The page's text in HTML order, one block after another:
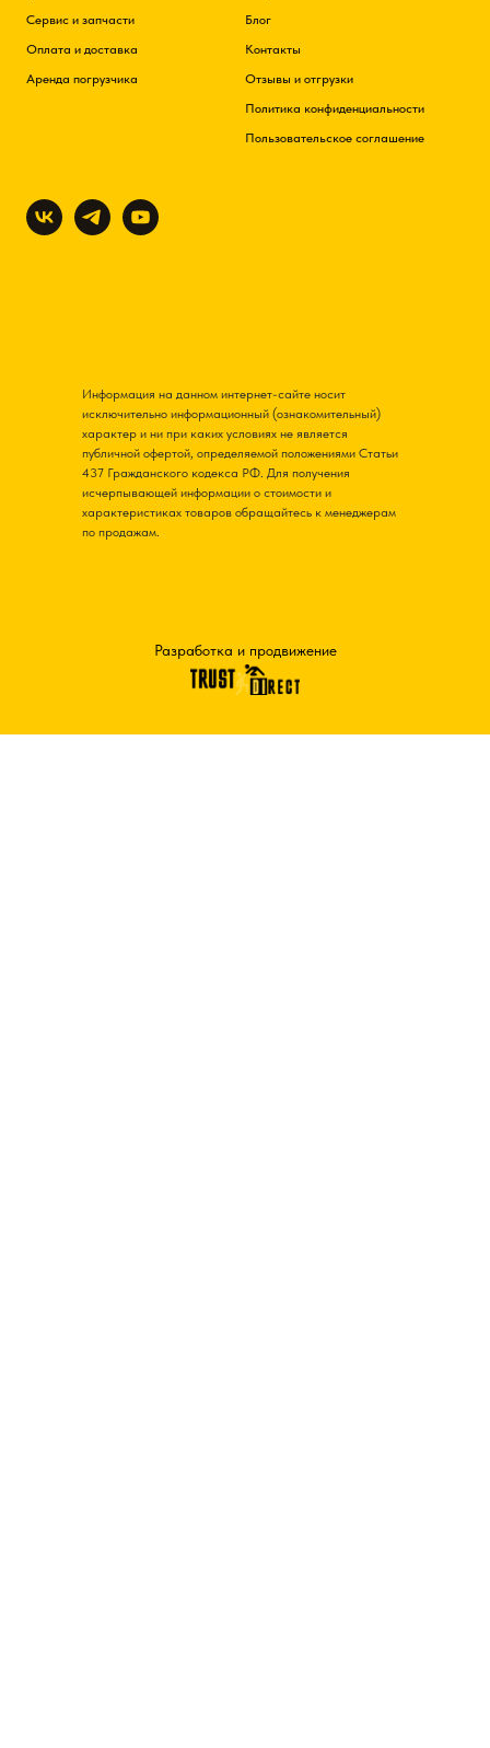
Сервис и запчасти
Оплата и доставка
Аренда погрузчика
Блог
Контакты
Отзывы и отгрузки
Политика конфиденциальности
Пользовательское соглашение
Разработка и продвижение
Информация на данном интернет-сайте носит
исключительно информационный (ознакомительный)
характер и ни при каких условиях не является
публичной офертой, определяемой положениями Статьи
437 Гражданского кодекса РФ. Для получения
исчерпывающей информации о стоимости и
характеристиках товаров обращайтесь к менеджерам
по продажам.